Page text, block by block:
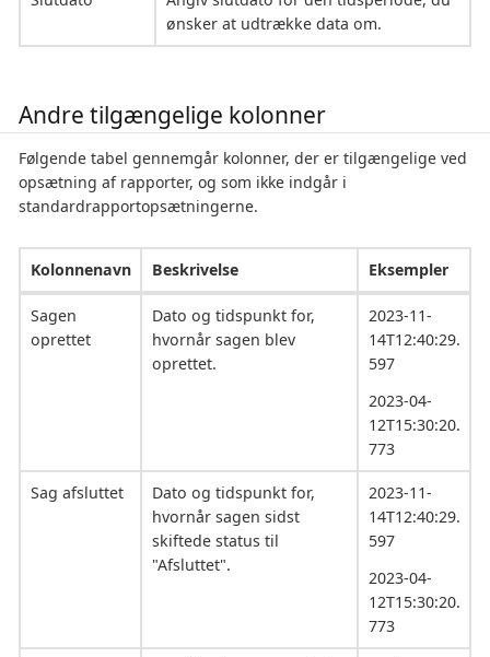
ønsker at udtrække data om.
Andre tilgængelige kolonner
Følgende tabel gennemgår kolonner, der er tilgængelige ved
opsætning af rapporter, og som ikke indgår i
standardrapportopsætningerne.
Kolonnenavn Beskrivelse Eksempler
Sagen
oprettet
Dato og tidspunkt for,
hvornår sagen blev
oprettet.
2023-11-
14T12:40:29.
597
2023-04-
12T15:30:20.
773
Sag afsluttet
Dato og tidspunkt for,
hvornår sagen sidst
skiftede status til
"Afsluttet".
2023-11-
14T12:40:29.
597
2023-04-
12T15:30:20.
773